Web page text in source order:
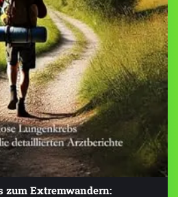
zum Extremwandern: